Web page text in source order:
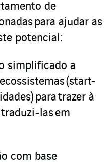
de
para ajudar as
potencial:
simplificado a
(start-
paratrazer à
lasem
com base